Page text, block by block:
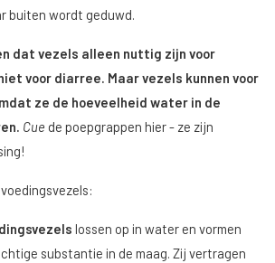
buiten wordt geduwd.
dat vezels alleen nuttig zijn voor
voor diarree. Maar vezels kunnen voor
ze de hoeveelheid water in de
Cue de poepgrappen hier - ze zijn
voedingsvezels:
lossen op in water en vormen
substantie in de maag. Zij vertragen